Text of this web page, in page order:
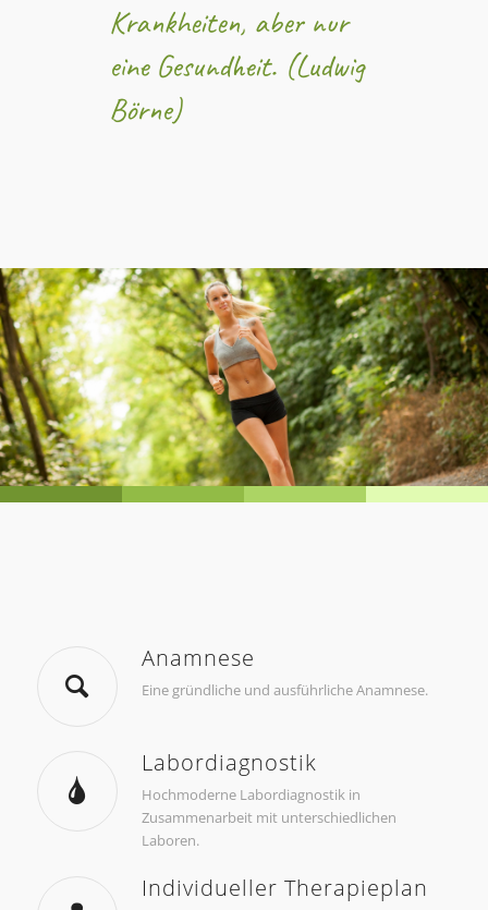
Krankheiten, aber nur
eine Gesundheit. (Ludwig
Börne)
Anamnese
Eine gründliche und ausführliche Anamnese.
Labordiagnostik
Hochmoderne Labordiagnostik in
Zusammenarbeit mit unterschiedlichen
Laboren.
Individueller Therapieplan